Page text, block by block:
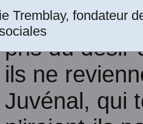
Quand des
pris du désir
ils ne
Juvénal, qui
Tremblay, fondateur